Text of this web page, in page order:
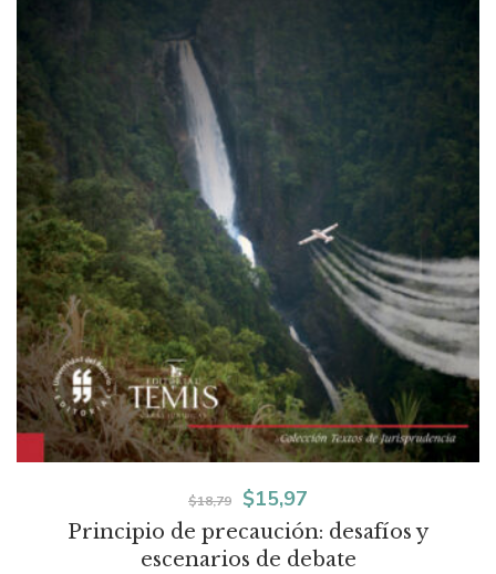
Principio de precaución: desafíos y
escenarios de debate
$18,79
El
precio
$15,97
precio